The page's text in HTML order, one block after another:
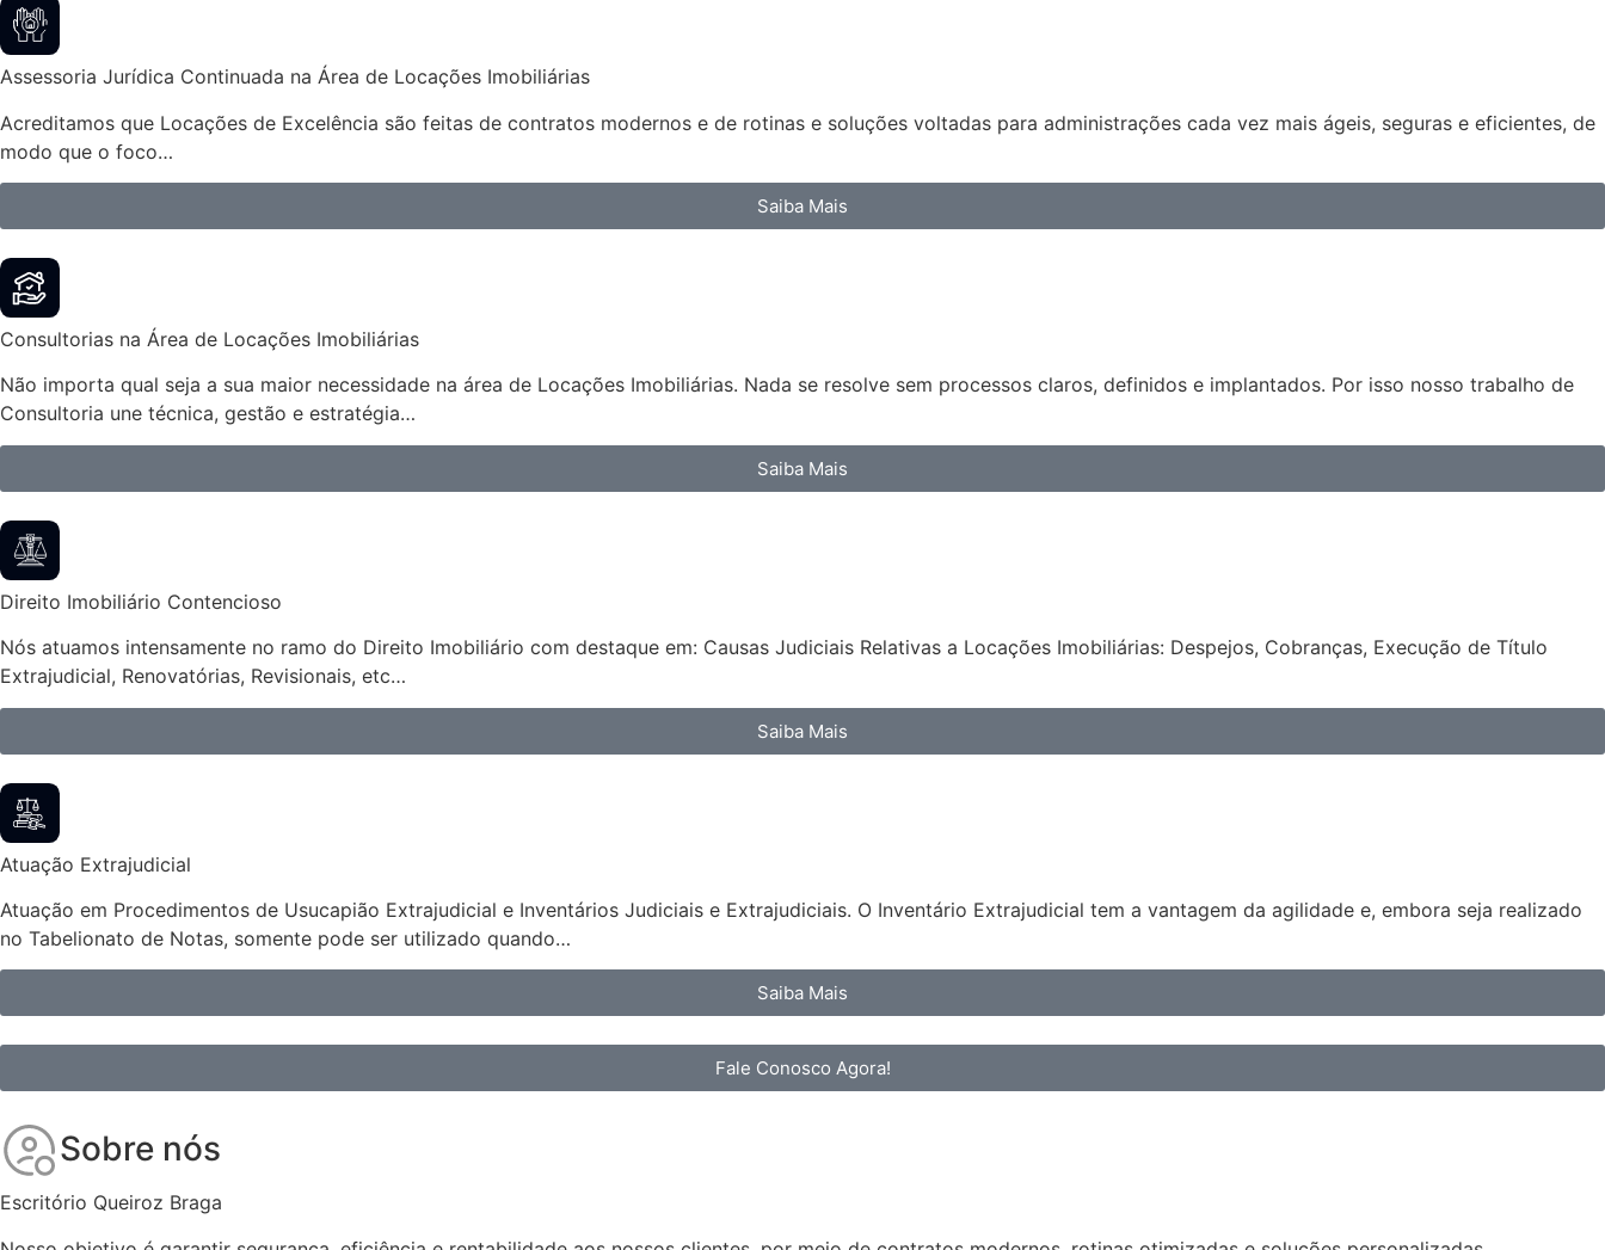
Assessoria Jurídica Continuada na Área de Locações Imobiliárias
Acreditamos que Locações de Excelência são feitas de contratos modernos e de rotinas e soluções voltadas para administrações cada vez mais ágeis, seguras e eficientes, de
modo que o foco…
Saiba Mais
Consultorias na Área de Locações Imobiliárias
Não importa qual seja a sua maior necessidade na área de Locações Imobiliárias. Nada se resolve sem processos claros, definidos e implantados. Por isso nosso trabalho de
Consultoria une técnica, gestão e estratégia…
Saiba Mais
Direito Imobiliário Contencioso
Nós atuamos intensamente no ramo do Direito Imobiliário com destaque em: Causas Judiciais Relativas a Locações Imobiliárias: Despejos, Cobranças, Execução de Título
Extrajudicial, Renovatórias, Revisionais, etc…
Saiba Mais
Atuação Extrajudicial
Atuação em Procedimentos de Usucapião Extrajudicial e Inventários Judiciais e Extrajudiciais. O Inventário Extrajudicial tem a vantagem da agilidade e, embora seja realizado
no Tabelionato de Notas, somente pode ser utilizado quando…
Saiba Mais
Fale Conosco Agora!
Sobre nós
Escritório Queiroz Braga